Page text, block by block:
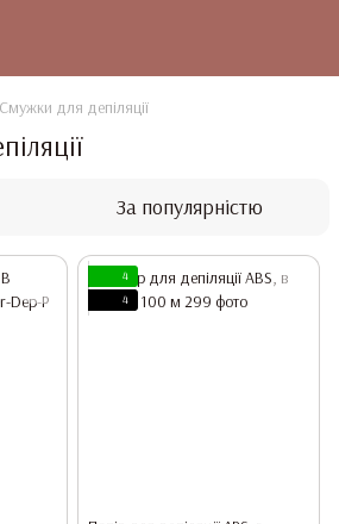
Смужки для депіляції
За популярністю
4
4